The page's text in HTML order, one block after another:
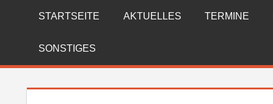
FREIWILLIGE
FEUERWEHR
REICHENBERG
STARTSEITE AKTUELLES TERMINE
SONSTIGES